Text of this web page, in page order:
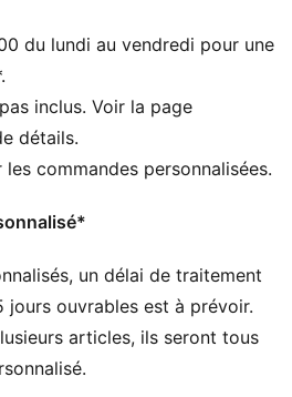
composée d’au moins 30 %
caoutchouc de performance
ciblé à la tige pour un
de résistance
à chaque pas
6 mm
neutres
du lundi au vendredi pour une
inclus. Voir la page
détails.
commandes personnalisées.
un délai de traitement
jours ouvrables est à prévoir.
articles, ils seront tous